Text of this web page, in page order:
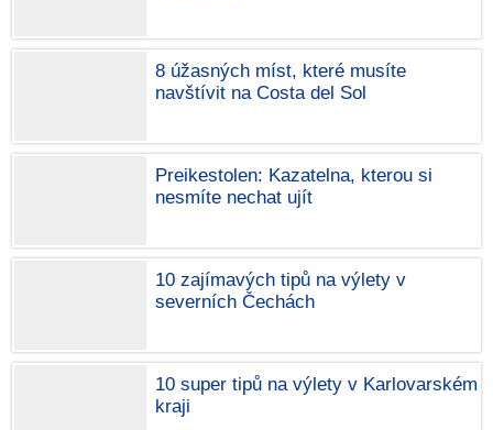
8 úžasných míst, které musíte
navštívit na Costa del Sol
Preikestolen: Kazatelna, kterou si
nesmíte nechat ujít
10 zajímavých tipů na výlety v
severních Čechách
10 super tipů na výlety v Karlovarském
kraji